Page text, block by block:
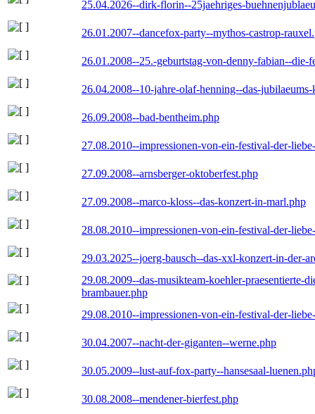
25.04.2026--dirk-florin--25jaehriges-
26.01.2007--dancefox-party--mythos-castrop-
26.01.2008--25.-geburtstag-von-denny-fabian--die-
26.04.2008--10-jahre-olaf-henning--das-
26.09.2008--bad-bentheim.php
27.08.2010--impressionen-von-ein-festival-der-
27.09.2008--arnsberger-oktoberfest.php
27.09.2008--marco-kloss--das-konzert-in-marl.php
28.08.2010--impressionen-von-ein-festival-der-
29.03.2025--joerg-bausch--das-xxl-konzert-in-der-
29.08.2009--das-musikteam-koehler-praesentierte-
brambauer.php
29.08.2010--impressionen-von-ein-festival-der-
30.04.2007--nacht-der-giganten--werne.php
30.05.2009--lust-auf-fox-party--hansesaal-
30.08.2008--mendener-bierfest.php